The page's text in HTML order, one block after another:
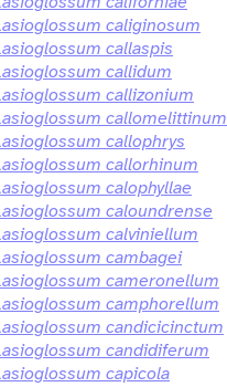
caliginosum
callaspis
callidum
callizonium
callomelittinum
callophrys
callorhinum
calophyllae
caloundrense
calviniellum
cambagei
cameronellum
camphorellum
candicicinctum
candidiferum
capicola